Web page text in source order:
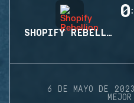
SHOPIFY REBELLION
0:
6 DE MAYO DE